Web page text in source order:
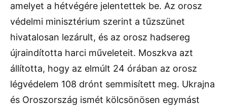
amelyet a hétvégére jelentettek be. Az orosz
védelmi minisztérium szerint a tűzszünet
hivatalosan lezárult, és az orosz hadsereg
újraindította harci műveleteit. Moszkva azt
állította, hogy az elmúlt 24 órában az orosz
légvédelem 108 drónt semmisített meg. Ukrajna
és Oroszország ismét kölcsönösen egymást